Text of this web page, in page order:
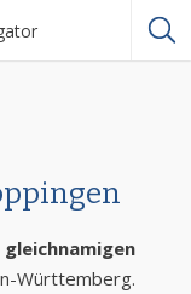
Württemberg.